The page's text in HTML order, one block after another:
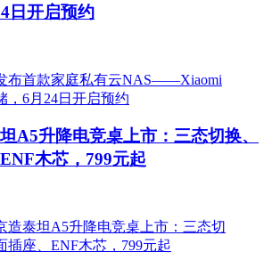
日开启预约
A5升降电竞桌上市：三态切换、
木芯，799元起